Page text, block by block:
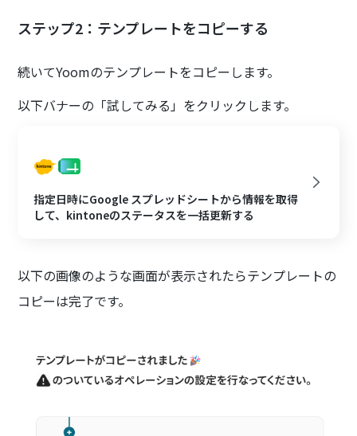
ステップ2：テンプレートをコピーする
続いてYoomのテンプレートをコピーします。
以下バナーの「試してみる」をクリックします。
指定日時にGoogle スプレッドシートから情報を取得
して、kintoneのステータスを一括更新する
以下の画像のような画面が表示されたらテンプレートの
コピーは完了です。